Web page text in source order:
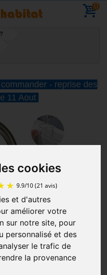
cookies
9.9
et d'autres
améliorer votre
sur notre site, pour
personnalisé et des
le trafic de
la provenance
0
- reprise des
11 Aout